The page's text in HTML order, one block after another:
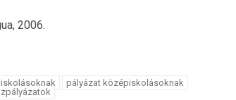
2006.
pályázat középiskolásoknak